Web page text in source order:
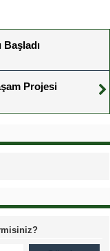
Başladı
Projesi